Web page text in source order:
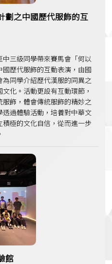
劃之中國歷代服飾的互
三級同學帶來賽馬會「何以
歷代服飾的互動表演，由國
同學介紹歷代漢服的同異之
化。活動更設有互動環節，
飾，體會傳統服飾的精妙之
透過體驗活動，培養對中華文
極的文化自信，從而進一步
館